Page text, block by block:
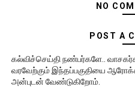
NO
POST A
கல்விச்செய்தி நண்பர்களே..
வரவேற்கும் இந்தப்பகுதியை
அன்புடன் வேண்டுகிறோம்.